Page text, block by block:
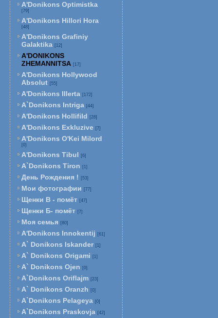
A'Donikons Optimistka
[79]
A'Donikons Hillori Hora
[48]
A'Donikons Grafiniy
Galaktika [12]
A'DONIKONS
ZHEMANNITSA [17]
A'Donikons Hollywood
Absolut [55]
A'Donikons Illerta [172]
A`Donikons Intriga [44]
A'Donikons Hollifild [28]
A'Donikons Exkluzive [7]
A'Donikons O'Kei Milord
[0]
A'Donikons Tibul [6]
A`Donikons Tiron [1]
День Рождения ! [53]
Мои фотографии [77]
Щенки В - помёт [47]
Щенки Б- помёт [7]
Моя семья [80]
A'Donikons Innokentij [61]
A` Donikons Iskander [1]
A` Donikons Origami [1]
A` Donikons Ojen [0]
A`Donikons Oriflajm [23]
A` Donikons Oranzh [0]
A`Donikons Pelageya [0]
A`Donikons Praskovja [42]